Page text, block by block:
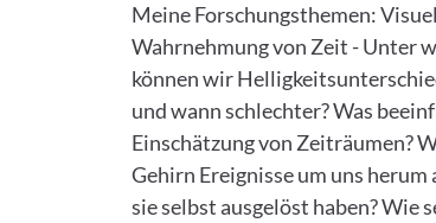
Meine Forschungsthemen:
Wahrnehmung von Zeit - Unter
können wir
und wann schlechter? Was
Einschätzung von Zeiträumen?
Gehirn Ereignisse um uns
sie selbst ausgelöst haben? Wie